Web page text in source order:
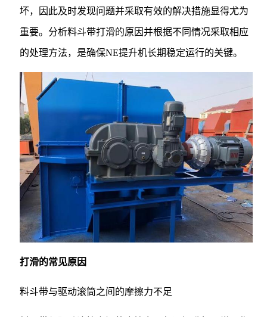
坏，因此及时发现问题并采取有效的解决措施显得尤为
重要。分析料斗带打滑的原因并根据不同情况采取相应
的处理方法，是确保NE提升机长期稳定运行的关键。
打滑的常见原因
料斗带与驱动滚筒之间的摩擦力不足